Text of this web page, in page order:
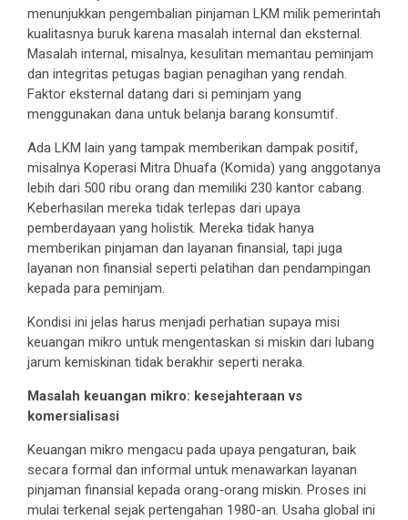
menunjukkan pengembalian pinjaman LKM milik pemerintah
kualitasnya buruk karena masalah internal dan eksternal.
Masalah internal, misalnya, kesulitan memantau peminjam
dan integritas petugas bagian penagihan yang rendah.
Faktor eksternal datang dari si peminjam yang
menggunakan dana untuk belanja barang konsumtif.
Ada LKM lain yang tampak memberikan dampak positif,
misalnya Koperasi Mitra Dhuafa (Komida) yang anggotanya
lebih dari 500 ribu orang dan memiliki 230 kantor cabang.
Keberhasilan mereka tidak terlepas dari upaya
pemberdayaan yang holistik. Mereka tidak hanya
memberikan pinjaman dan layanan finansial, tapi juga
layanan non finansial seperti pelatihan dan pendampingan
kepada para peminjam.
Kondisi ini jelas harus menjadi perhatian supaya misi
keuangan mikro untuk mengentaskan si miskin dari lubang
jarum kemiskinan tidak berakhir seperti neraka.
Masalah keuangan mikro: kesejahteraan vs
komersialisasi
Keuangan mikro mengacu pada upaya pengaturan, baik
secara formal dan informal untuk menawarkan layanan
pinjaman finansial kepada orang-orang miskin. Proses ini
mulai terkenal sejak pertengahan 1980-an. Usaha global ini